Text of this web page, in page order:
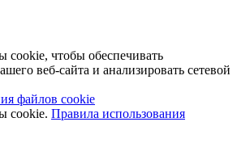
чтобы обеспечивать
веб-сайта и анализировать сетевой
файлов cookie
cookie. Правила использования